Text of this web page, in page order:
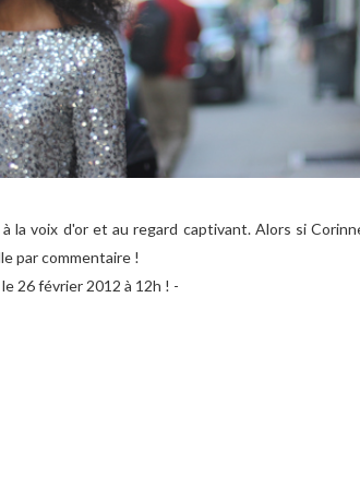
la voix d'or et au regard captivant. Alors si
par commentaire !
26 février 2012 à 12h ! -